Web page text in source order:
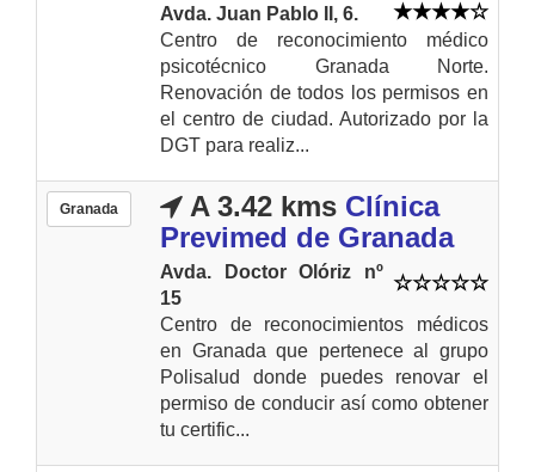
Avda. Juan Pablo II, 6.
Centro de reconocimiento médico
psicotécnico Granada Norte.
Renovación de todos los permisos en
el centro de ciudad. Autorizado por la
DGT para realiz...
Granada A 3.42 kms Clínica
Previmed de Granada
Avda. Doctor Olóriz nº
15
Centro de reconocimientos médicos
en Granada que pertenece al grupo
Polisalud donde puedes renovar el
permiso de conducir así como obtener
tu certific...